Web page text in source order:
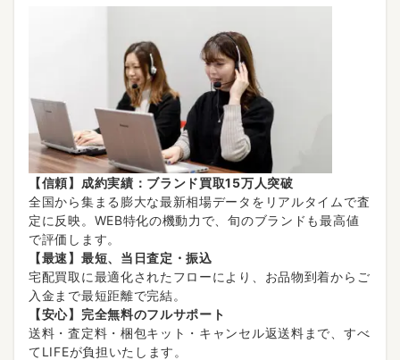
【信頼】成約実績：ブランド買取15万人突破
全国から集まる膨大な最新相場データをリアルタイムで査
定に反映。WEB特化の機動力で、旬のブランドも最高値
で評価します。
【最速】最短、当日査定・振込
宅配買取に最適化されたフローにより、お品物到着からご
入金まで最短距離で完結。
【安心】完全無料のフルサポート
送料・査定料・梱包キット・キャンセル返送料まで、すべ
てLIFEが負担いたします。